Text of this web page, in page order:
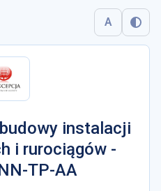
A
instalacji
i rurociągów -
TP-AA